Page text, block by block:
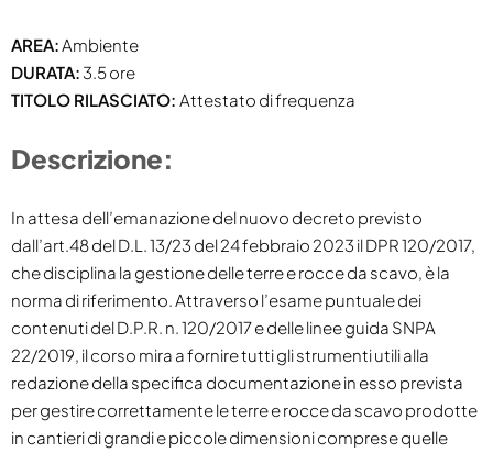
AREA:Ambiente
DURATA:3.5 ore
TITOLO RILASCIATO: Attestato di frequenza
Descrizione:
In attesa dell’emanazione del nuovo decreto previsto
dall’art.48 del D.L. 13/23 del 24 febbraio 2023 il DPR 120/2017,
che disciplina la gestione delle terre e rocce da scavo, è la
norma di riferimento. Attraverso l’esame puntuale dei
contenuti del D.P.R. n. 120/2017 e delle linee guida SNPA
22/2019, il corso mira a fornire tutti gli strumenti utili alla
redazione della specifica documentazione in esso prevista
per gestire correttamente le terre e rocce da scavo prodotte
in cantieri di grandi e piccole dimensioni comprese quelle